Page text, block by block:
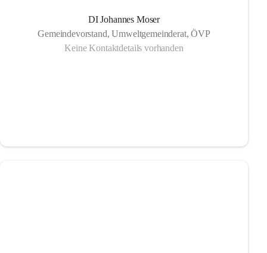
DI Johannes Moser
Gemeindevorstand, Umweltgemeinderat, ÖVP
Keine Kontaktdetails vorhanden